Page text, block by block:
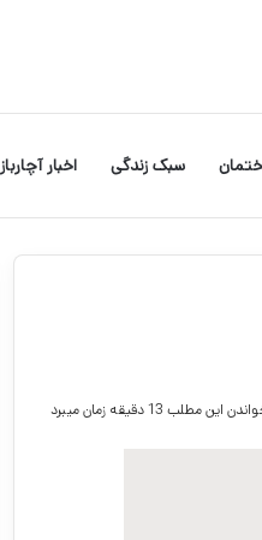
سبک زندگی اخبار آچارباز
این مطلب 13 دقیقه زمان میبرد